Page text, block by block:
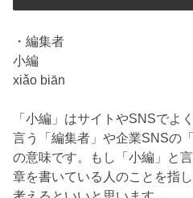
・編集者
小編
xiǎo biān
「小編」はサイトやSNSでよ
言う「編集者」や企業SNSの
の意味です。もし「小編」と
章を書いている人のことを指